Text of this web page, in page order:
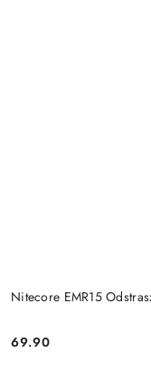
Nitecore EMR15
Cena:
69.90